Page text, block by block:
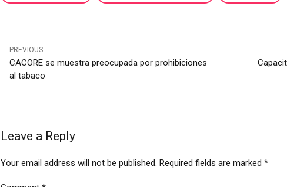
PREVIOUS
CACORE se muestra preocupada por prohibiciones
al tabaco
Leave a Reply
Your email address will not be published. Required fields are marked *